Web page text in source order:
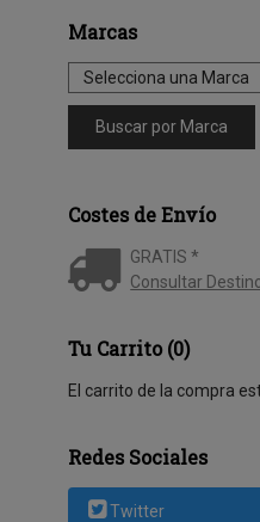
Marcas
Costes de Envío
GRATIS *
Consultar
Tu Carrito (0)
El carrito de la compra
Redes Sociales
Twitter